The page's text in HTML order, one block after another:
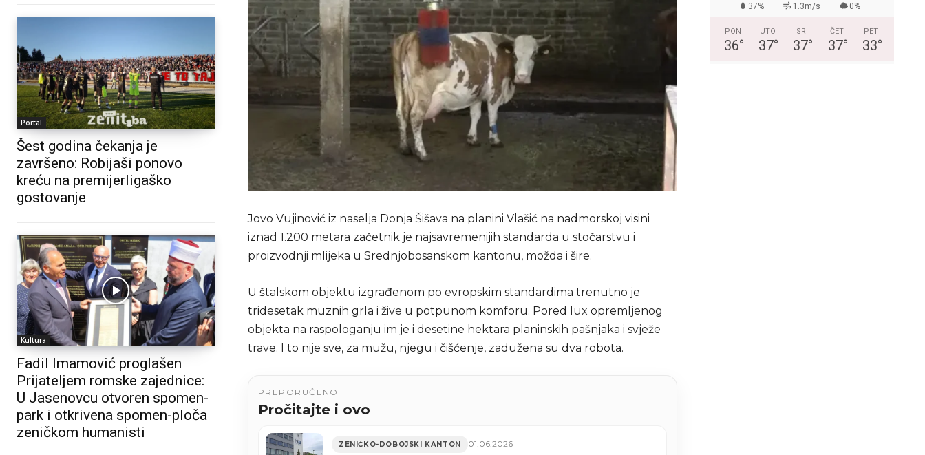
Portal
Šest godina čekanja je
završeno: Robijaši ponovo
kreću na premijerligaško
gostovanje
Kultura
Fadil Imamović proglašen
Prijateljem romske zajednice:
U Jasenovcu otvoren spomen-
park i otkrivena spomen-ploča
zeničkom humanisti
Jovo Vujinović iz naselja Donja Šišava na planini Vlašić na nadmorskoj visini
iznad 1.200 metara začetnik je najsavremenijih standarda u stočarstvu i
proizvodnji mlijeka u Srednjobosanskom kantonu, možda i šire.
U štalskom objektu izgrađenom po evropskim standardima trenutno je
tridesetak muznih grla i žive u potpunom komforu. Pored lux opremljenog
objekta na raspologanju im je i desetine hektara planinskih pašnjaka i svježe
trave. I to nije sve, za mužu, njegu i čišćenje, zadužena su dva robota.
PREPORUČENO
Pročitajte i ovo
ZENIČKO-DOBOJSKI KANTON 01.06.2026
37% 1.3m/s 0%
PON
36°
UTO
37°
SRI
37°
ČET
37°
PET
33°